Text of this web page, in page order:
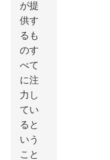
が提
供す
るも
のす
べて
に注
力し
てい
ると
いう
こと